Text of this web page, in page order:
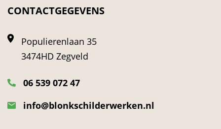
CONTACTGEGEVENS
Populierenlaan 35
3474HD Zegveld
06 539 072 47
info@blonkschilderwerken.nl